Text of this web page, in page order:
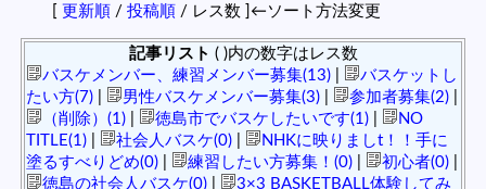
更新順 / 投稿順 / レス数 ]←ソート方法変更
記事リスト ( )内の数字はレス数
バスケメンバー、練習メンバー募集(13)
バスケットし
たい方(7)
男性バスケメンバー募集(3) 参加者募集(2)
（削除）(1)
徳島市でバスケしたいです(1)
NO
TITLE(1)
社会人バスケ(0)
NHKに映りましt！！手に
塗るすべりどめ(0)
練習したい方募集！(0) 初心者(0)
徳島の社会人バスケ(0)
3×3 BASKETBALL体験してみ